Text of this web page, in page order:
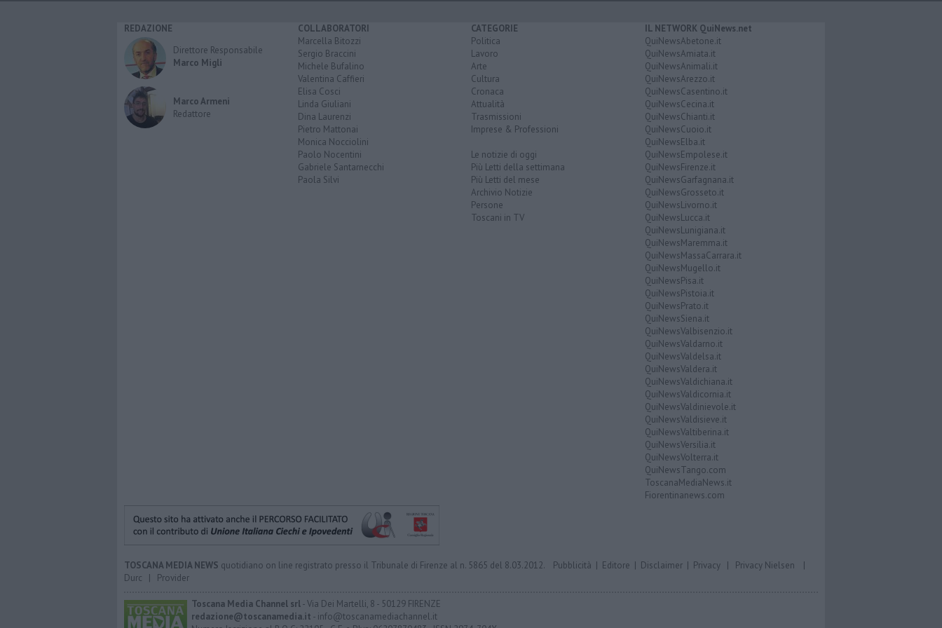
REDAZIONE
Direttore Responsabile
Marco Migli
Marco Armeni
Redattore
COLLABORATORI
Marcella Bitozzi
Sergio Braccini
Michele Bufalino
Valentina Caffieri
Elisa Cosci
Linda Giuliani
Dina Laurenzi
Pietro Mattonai
Monica Nocciolini
Paolo Nocentini
Gabriele Santarnecchi
Paola Silvi
CATEGORIE
Politica
Lavoro
Arte
Cultura
Cronaca
Attualità
Trasmissioni
Imprese & Professioni
Le notizie di oggi
Più Letti della settimana
Più Letti del mese
Archivio Notizie
Persone
Toscani in TV
IL NETWORK QuiNews.net
QuiNewsAbetone.it
QuiNewsAmiata.it
QuiNewsAnimali.it
QuiNewsArezzo.it
QuiNewsCasentino.it
QuiNewsCecina.it
QuiNewsChianti.it
QuiNewsCuoio.it
QuiNewsElba.it
QuiNewsEmpolese.it
QuiNewsFirenze.it
QuiNewsGarfagnana.it
QuiNewsGrosseto.it
QuiNewsLivorno.it
QuiNewsLucca.it
QuiNewsLunigiana.it
QuiNewsMaremma.it
QuiNewsMassaCarrara.it
QuiNewsMugello.it
QuiNewsPisa.it
QuiNewsPistoia.it
QuiNewsPrato.it
QuiNewsSiena.it
QuiNewsValbisenzio.it
QuiNewsValdarno.it
QuiNewsValdelsa.it
QuiNewsValdera.it
QuiNewsValdichiana.it
QuiNewsValdicornia.it
QuiNewsValdinievole.it
QuiNewsValdisieve.it
QuiNewsValtiberina.it
QuiNewsVersilia.it
QuiNewsVolterra.it
QuiNewsTango.com
ToscanaMediaNews.it
Fiorentinanews.com
TOSCANA MEDIA NEWS quotidiano on line registrato presso il Tribunale di Firenze al n. 5865 del 8.03.2012. Pubblicità | Editore | Disclaimer | Privacy | Privacy Nielsen |
Durc | Provider
Toscana Media Channel srl- Via Dei Martelli, 8 - 50129 FIRENZE
redazione@toscanamedia.it - info@toscanamediachannel.it